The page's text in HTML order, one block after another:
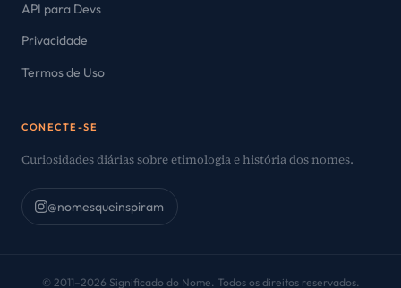
API para Devs
Privacidade
Termos de Uso
CONECTE-SE
Curiosidades diárias sobre etimologia e história dos nomes.
@nomesqueinspiram
© 2011–2026 Significado do Nome. Todos os direitos reservados.